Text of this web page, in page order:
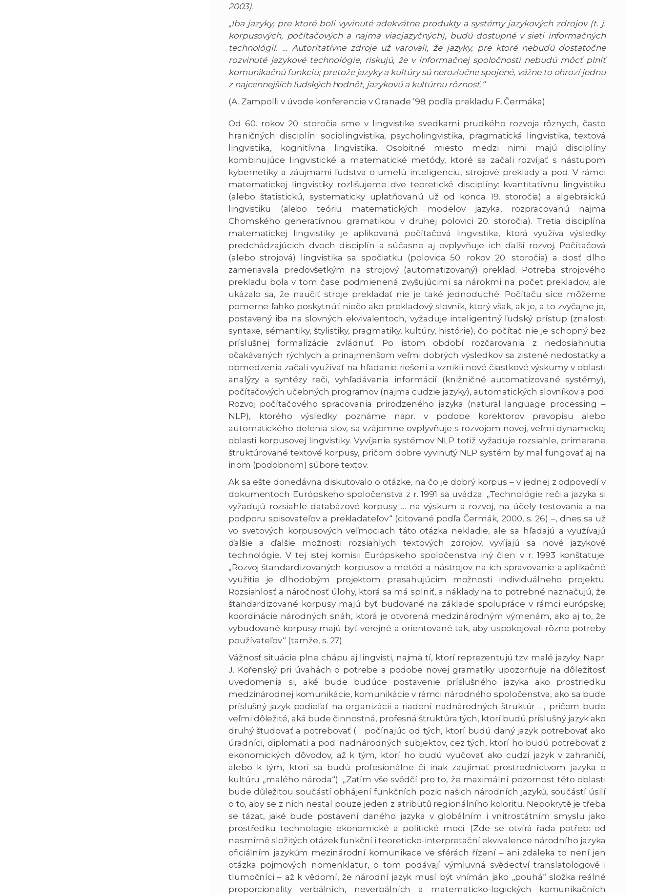
n
i
e
e
x
t
2003).
„Iba jazyky, pre ktoré boli vyvinuté adekvátne produkty a systémy jazykových zdrojov (t. j.
korpusových, počítačových a najmä viacjazyčných), budú dostupné v sieti informačných
technológií. … Autoritatívne zdroje už varovali, že jazyky, pre ktoré nebudú dostatočne
rozvinuté jazykové technológie, riskujú, že v informačnej spoločnosti nebudú môcť plniť
komunikačnú funkciu; pretože jazyky a kultúry sú nerozlučne spojené, vážne to ohrozí jednu
z najcennejších ľudských hodnôt, jazykovú a kultúrnu rôznosť.“
(A. Zampolli v úvode konferencie v Granade ’98; podľa prekladu F. Čermáka)
Od 60. rokov 20. storočia sme v lingvistike svedkami prudkého rozvoja rôznych, často
hraničných disciplín: sociolingvistika, psycholingvistika, pragmatická lingvistika, textová
lingvistika, kognitívna lingvistika. Osobitné miesto medzi nimi majú disciplíny
kombinujúce lingvistické a matematické metódy, ktoré sa začali rozvíjať s nástupom
kybernetiky a záujmami ľudstva o umelú inteligenciu, strojové preklady a pod. V rámci
matematickej lingvistiky rozlišujeme dve teoretické disciplíny: kvantitatívnu lingvistiku
(alebo štatistickú, systematicky uplatňovanú už od konca 19. storočia) a algebraickú
lingvistiku (alebo teóriu matematických modelov jazyka, rozpracovanú najmä
Chomského generatívnou gramatikou v druhej polovici 20. storočia). Tretia disciplína
matematickej lingvistiky je aplikovaná počítačová lingvistika, ktorá využíva výsledky
predchádzajúcich dvoch disciplín a súčasne aj ovplyvňuje ich ďalší rozvoj. Počítačová
(alebo strojová) lingvistika sa spočiatku (polovica 50. rokov 20. storočia) a dosť dlho
zameriavala predovšetkým na strojový (automatizovaný) preklad. Potreba strojového
prekladu bola v tom čase podmienená zvyšujúcimi sa nárokmi na počet prekladov, ale
ukázalo sa, že naučiť stroje prekladať nie je také jednoduché. Počítaču síce môžeme
pomerne ľahko poskytnúť niečo ako prekladový slovník, ktorý však, ak je, a to zvyčajne je,
postavený iba na slovných ekvivalentoch, vyžaduje inteligentný ľudský prístup (znalosti
syntaxe, sémantiky, štylistiky, pragmatiky, kultúry, histórie), čo počítač nie je schopný bez
príslušnej formalizácie zvládnuť. Po istom období rozčarovania z nedosiahnutia
očakávaných rýchlych a prinajmenšom veľmi dobrých výsledkov sa zistené nedostatky a
obmedzenia začali využívať na hľadanie riešení a vznikli nové čiastkové výskumy v oblasti
analýzy a syntézy reči, vyhľadávania informácií (knižničné automatizované systémy),
počítačových učebných programov (najmä cudzie jazyky), automatických slovníkov a pod.
Rozvoj počítačového spracovania prirodzeného jazyka (natural language processing –
NLP), ktorého výsledky poznáme napr. v podobe korektorov pravopisu alebo
automatického delenia slov, sa vzájomne ovplyvňuje s rozvojom novej, veľmi dynamickej
oblasti korpusovej lingvistiky. Vyvíjanie systémov NLP totiž vyžaduje rozsiahle, primerane
štruktúrované textové korpusy, pričom dobre vyvinutý NLP systém by mal fungovať aj na
inom (podobnom) súbore textov.
Ak sa ešte donedávna diskutovalo o otázke, na čo je dobrý korpus – v jednej z odpovedí v
dokumentoch Európskeho spoločenstva z r. 1991 sa uvádza: „Technológie reči a jazyka si
vyžadujú rozsiahle databázové korpusy … na výskum a rozvoj, na účely testovania a na
podporu spisovateľov a prekladateľov“ (citované podľa Čermák, 2000, s. 26) –, dnes sa už
vo svetových korpusových veľmociach táto otázka nekladie, ale sa hľadajú a využívajú
ďalšie a ďalšie možnosti rozsiahlych textových zdrojov, vyvíjajú sa nové jazykové
technológie. V tej istej komisii Európskeho spoločenstva iný člen v r. 1993 konštatuje:
„Rozvoj štandardizovaných korpusov a metód a nástrojov na ich spravovanie a aplikačné
využitie je dlhodobým projektom presahujúcim možnosti individuálneho projektu.
Rozsiahlosť a náročnosť úlohy, ktorá sa má splniť, a náklady na to potrebné naznačujú, že
štandardizované korpusy majú byť budované na základe spolupráce v rámci európskej
koordinácie národných snáh, ktorá je otvorená medzinárodným výmenám, ako aj to, že
vybudované korpusy majú byť verejné a orientované tak, aby uspokojovali rôzne potreby
používateľov“ (tamže, s. 27).
Vážnosť situácie plne chápu aj lingvisti, najmä tí, ktorí reprezentujú tzv. malé jazyky. Napr.
J. Kořenský pri úvahách o potrebe a podobe novej gramatiky upozorňuje na dôležitosť
uvedomenia si, aké bude budúce postavenie príslušného jazyka ako prostriedku
medzinárodnej komunikácie, komunikácie v rámci národného spoločenstva, ako sa bude
príslušný jazyk podieľať na organizácii a riadení nadnárodných štruktúr …, pričom bude
veľmi dôležité, aká bude činnostná, profesná štruktúra tých, ktorí budú príslušný jazyk ako
druhý študovať a potrebovať (… počínajúc od tých, ktorí budú daný jazyk potrebovať ako
úradníci, diplomati a pod. nadnárodných subjektov, cez tých, ktorí ho budú potrebovať z
ekonomických dôvodov, až k tým, ktorí ho budú vyučovať ako cudzí jazyk v zahraničí,
alebo k tým, ktorí sa budú profesionálne či inak zaujímať prostredníctvom jazyka o
kultúru „malého národa“). „Zatím vše svědčí pro to, že maximální pozornost této oblasti
bude důležitou součástí obhájení funkčních pozic našich národních jazyků, součástí úsilí
o to, aby se z nich nestal pouze jeden z atributů regionálního koloritu. Nepokrytě je třeba
se tázat, jaké bude postavení daného jazyka v globálním i vnitrostátním smyslu jako
prostředku technologie ekonomické a politické moci. (Zde se otvírá řada potřeb: od
nesmírně složitých otázek funkční i teoreticko-interpretační ekvivalence národního jazyka
oficiálním jazykům mezinárodní komunikace ve sférách řízení – ani zdaleka to není jen
otázka pojmových nomenklatur, o tom podávají výmluvná svědectví translatologové i
tlumočníci – až k vědomí, že národní jazyk musí být vnímán jako „pouhá“ složka reálné
proporcionality verbálních, neverbálních a matematicko-logických komunikačních